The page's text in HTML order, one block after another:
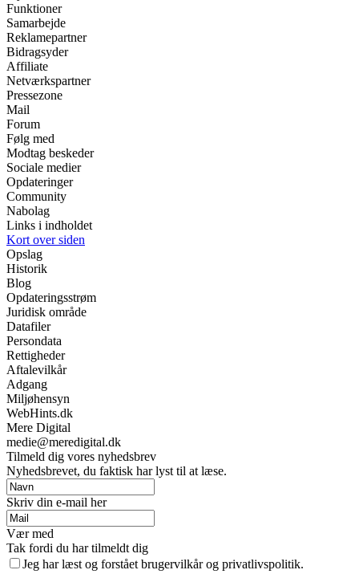
Funktioner
Samarbejde
Reklamepartner
Bidragsyder
Affiliate
Netværkspartner
Pressezone
Mail
Forum
Følg med
Modtag beskeder
Sociale medier
Opdateringer
Community
Nabolag
Links i indholdet
Kort over siden
Opslag
Historik
Blog
Opdateringsstrøm
Juridisk område
Datafiler
Persondata
Rettigheder
Aftalevilkår
Adgang
Miljøhensyn
WebHints.dk
Mere Digital
medie@meredigital.dk
Tilmeld dig vores nyhedsbrev
Nyhedsbrevet, du faktisk har lyst til at læse.
Skriv din e-mail her
Vær med
Tak fordi du har tilmeldt dig
Jeg har læst og forstået brugervilkår og privatlivspolitik.